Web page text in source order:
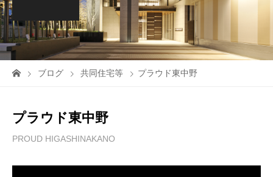
ブログ 共同住宅等 プラウド東中野
プラウド東中野
PROUD HIGASHINAKANO